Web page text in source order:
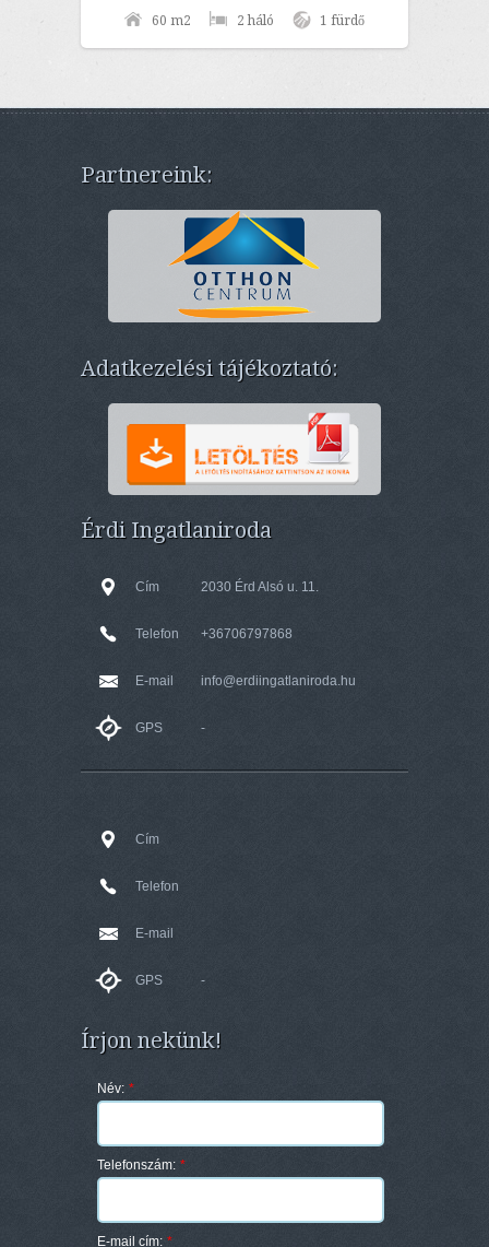
garnitúra, étkező garnitúra). Az ingatlan...
60 m2 2 háló 1 fürdő
Partnereink:
Adatkezelési tájékoztató:
Érdi Ingatlaniroda
Cím 2030 Érd Alsó u. 11.
Telefon +36706797868
E-mail info@erdiingatlaniroda.hu
GPS -
Cím
Telefon
E-mail
GPS -
Írjon nekünk!
Név: *
Telefonszám: *
E-mail cím: *